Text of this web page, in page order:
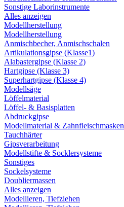
Sonstige Laborinstrumente
Alles anzeigen
Modellherstellung
Modellherstellung
Anmischbecher, Anmischschalen
Artikulationsgipse (Klasse1)
Alabastergipse (Klasse 2)
Hartgipse (Klasse 3)
Superhartgipse (Klasse 4)
Modellsäge
Löffelmaterial
Löffel- & Basisplatten
Abdruckgipse
Modellmaterial & Zahnfleischmasken
Tauchhärter
Gipsverarbeitung
Modellstifte & Socklersysteme
Sonstiges
Sockelsysteme
Doubliermassen
Alles anzeigen
Modellieren, Tiefziehen